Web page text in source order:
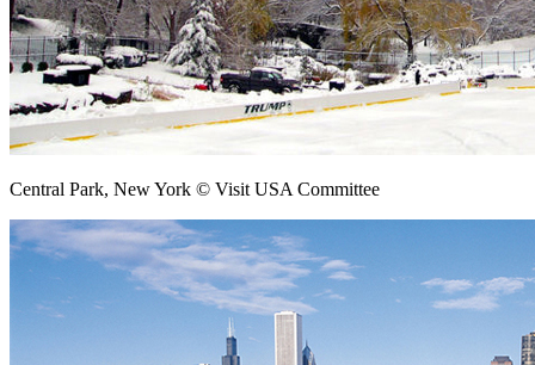
Central Park, New York © Visit USA Committee